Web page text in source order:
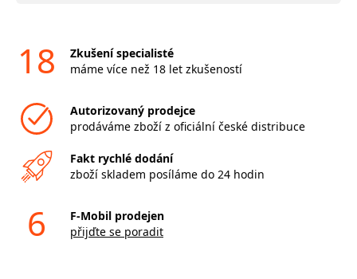
18
Zkušení specialisté
máme více než 18 let zkušeností
Autorizovaný prodejce
prodáváme zboží z oficiální české distribuce
Fakt rychlé dodání
zboží skladem posíláme do 24 hodin
6
F-Mobil prodejen
přijďte se poradit